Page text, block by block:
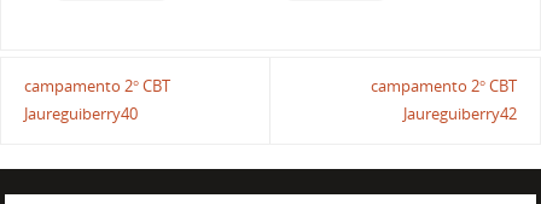
campamento 2° CBT
Jaureguiberry40
campamento 2° CBT
Jaureguiberry42